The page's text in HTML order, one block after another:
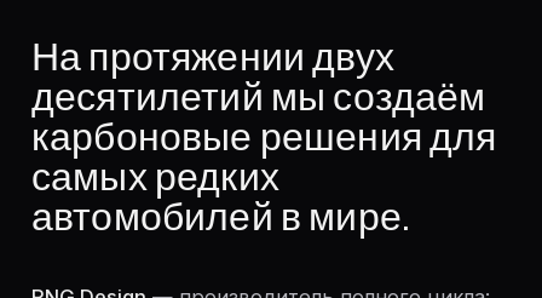
На протяжении двух
десятилетий мы создаём
карбоновые решения для
самых редких
автомобилей в мире.